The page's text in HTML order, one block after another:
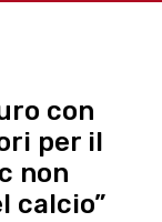
con
per il
non
calcio”